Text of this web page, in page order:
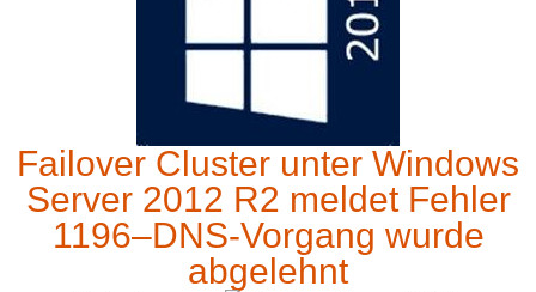
Failover Cluster unter Windows
Server 2012 R2 meldet Fehler
1196–DNS-Vorgang wurde
abgelehnt